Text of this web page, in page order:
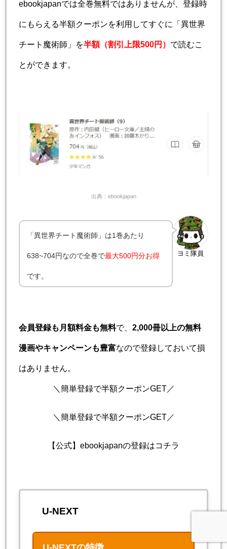
ebookjapanでは全巻無料ではありませんが、登録時
にもらえる半額クーポンを利用してすぐに「異世界
チート魔術師」を半額（割引上限500円） で読むこ
とができます。
出典：ebookjapan
ヨミ隊員
「異世界チート魔術師」は1巻あたり
638~704円なので全巻で最大500円分お得
です。
会員登録も月額料金も無料で、 2,000冊以上の無料
漫画やキャンペーンも豊富なので登録しておいて損
はありません。
＼簡単登録で半額クーポンGET／
＼簡単登録で半額クーポンGET／
【公式】ebookjapanの登録はコチラ
U-NEXT